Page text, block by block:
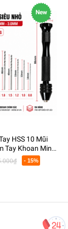
New
HSS 10 Mũi
Tay Khoan Mini
PCB Gỗ Nhựa
- 15%